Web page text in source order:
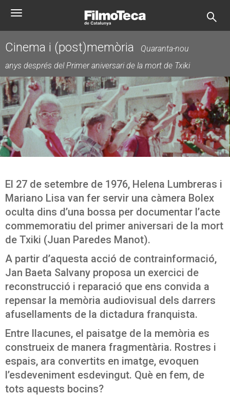
Toggle
Cinema i (post)memòria
Quaranta-nou
anys després del Primer aniversari de la mort de Txiki
El 27 de setembre de 1976, Helena Lumbreras i
Mariano Lisa van fer servir una càmera Bolex
oculta dins d’una bossa per documentar l’acte
commemoratiu del primer aniversari de la mort
de Txiki (Juan Paredes Manot).
A partir d’aquesta acció de contrainformació,
Jan Baeta Salvany proposa un exercici de
reconstrucció i reparació que ens convida a
repensar la memòria audiovisual dels darrers
afusellaments de la dictadura franquista.
Entre llacunes, el paisatge de la memòria es
construeix de manera fragmentària. Rostres i
espais, ara convertits en imatge, evoquen
l’esdeveniment esdevingut. Què en fem, de
tots aquests bocins?